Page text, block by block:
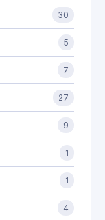
30
5
7
27
9
1
1
4